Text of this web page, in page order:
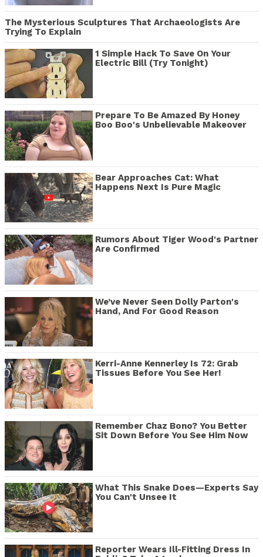
The Mysterious Sculptures That Archaeologists Are
Trying To Explain
1 Simple Hack To Save On Your
Electric Bill (Try Tonight)
Prepare To Be Amazed By Honey
Boo Boo's Unbelievable Makeover
Bear Approaches Cat: What
Happens Next Is Pure Magic
Rumors About Tiger Wood's Partner
Are Confirmed
We’ve Never Seen Dolly Parton's
Hand, And For Good Reason
Kerri-Anne Kennerley Is 72: Grab
Tissues Before You See Her!
Remember Chaz Bono? You Better
Sit Down Before You See Him Now
What This Snake Does—Experts Say
You Can't Unsee It
Reporter Wears Ill-Fitting Dress In